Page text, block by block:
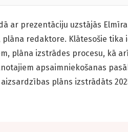
ar prezentāciju uzstājās
plāna redaktore. Klātesošie
plāna izstrādes procesu, kā
apsaimniekošanas
plāns izstrādāts